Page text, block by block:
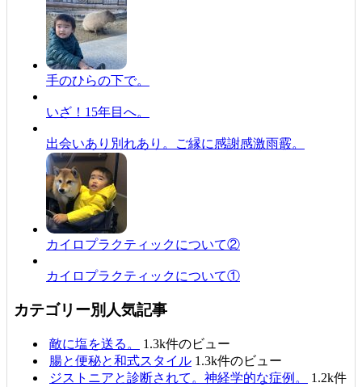
手のひらの下で。
いざ！15年目へ。
出会いあり別れあり。ご縁に感謝感激雨霰。
カイロプラクティックについて②
カイロプラクティックについて①
カテゴリー別人気記事
敵に塩を送る。
1.3k件のビュー
腸と便秘と和式スタイル 1.3k件のビュー
ジストニアと診断されて。神経学的な症例。
1.2k件